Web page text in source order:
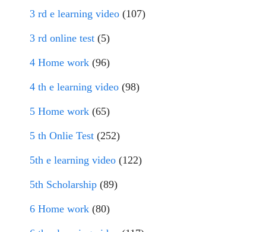
3 rd e learning video (107)
3 rd online test (5)
4 Home work (96)
4 th e learning video (98)
5 Home work (65)
5 th Onlie Test (252)
5th e learning video (122)
5th Scholarship (89)
6 Home work (80)